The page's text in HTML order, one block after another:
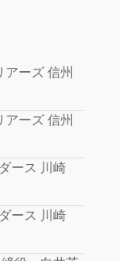
ーズ 信州
ーズ 信州
ース 川崎
ース 川崎